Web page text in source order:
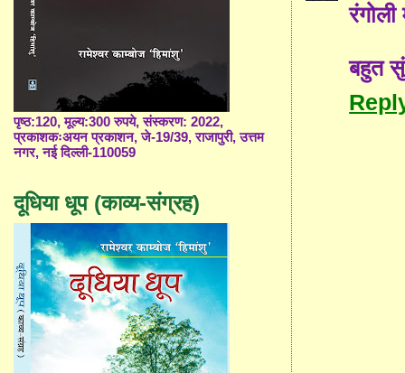
बहुत
पृष्ठ:120, मूल्य:300 रुपये, संस्करण: 2022,
प्रकाशकःअयन प्रकाशन, जे-19/39, राजापुरी, उत्तम
नगर, नई दिल्ली-110059
दूधिया धूप (काव्य-संग्रह)